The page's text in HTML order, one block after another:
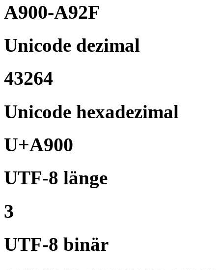
A900-A92F
Unicode dezimal
43264
Unicode hexadezimal
U+A900
UTF-8 länge
3
UTF-8 binär